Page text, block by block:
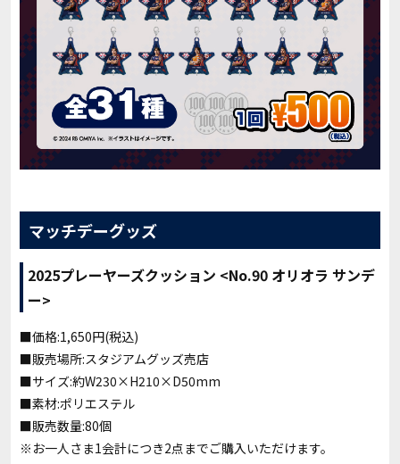
マッチデーグッズ
2025プレーヤーズクッション <No.90 オリオラ サンデ
ー>
■価格:1,650円(税込)
■販売場所:スタジアムグッズ売店
■サイズ:約W230×H210×D50mm
■素材:ポリエステル
■販売数量:80個
※お一人さま1会計につき2点までご購入いただけます。